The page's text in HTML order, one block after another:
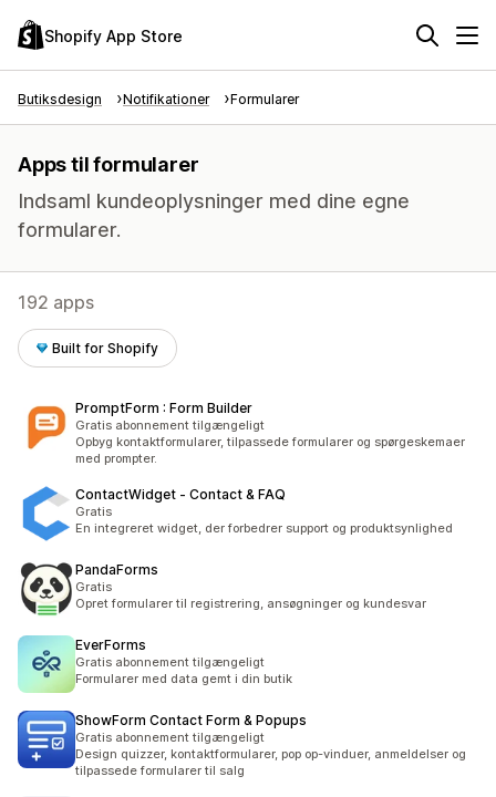
Shopify App Store
Butiksdesign Notifikationer Formularer
Apps til formularer
Indsaml kundeoplysninger med dine egne
formularer.
192 apps
Built for Shopify
PromptForm : Form Builder
Gratis abonnement tilgængeligt
Opbyg kontaktformularer, tilpassede formularer og spørgeskemaer
med prompter.
ContactWidget ‑ Contact & FAQ
Gratis
En integreret widget, der forbedrer support og produktsynlighed
PandaForms
Gratis
Opret formularer til registrering, ansøgninger og kundesvar
EverForms
Gratis abonnement tilgængeligt
Formularer med data gemt i din butik
ShowForm Contact Form & Popups
Gratis abonnement tilgængeligt
Design quizzer, kontaktformularer, pop op-vinduer, anmeldelser og
tilpassede formularer til salg